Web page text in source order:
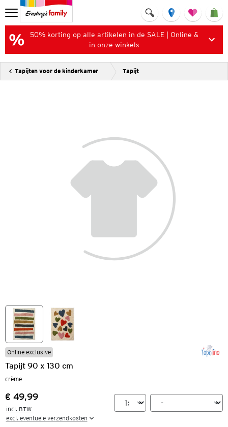
50% korting op alle artikelen in de SALE | Online &
in onze winkels
Tapijten voor de kinderkamer Tapijt
Online exclusive
Tapijt 90 x 130 cm
crème
Prijs:
€ 49,99
incl. BTW
excl. eventuele verzendkosten